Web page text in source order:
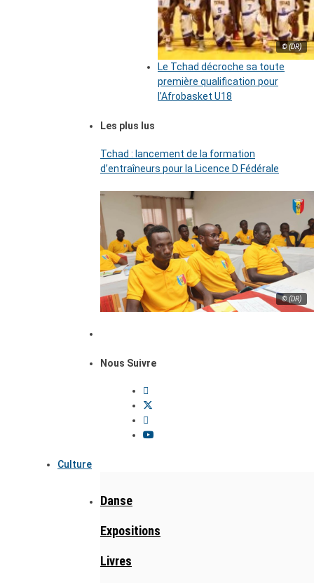
© (DR)
Le Tchad décroche sa toute
première qualification pour
l’Afrobasket U18
Les plus lus
Tchad : lancement de la formation
d’entraîneurs pour la Licence D Fédérale
© (DR)
Nous Suivre
Culture
Danse
Expositions
Livres